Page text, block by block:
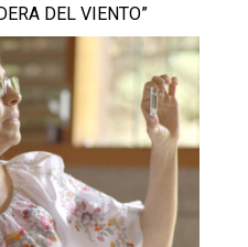
DEL VIENTO”